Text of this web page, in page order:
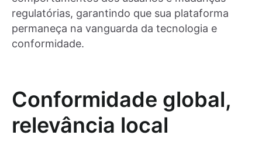
regulatórias, garantindo que sua plataforma
permaneça na vanguarda da tecnologia e
conformidade.
Conformidade global,
relevância local